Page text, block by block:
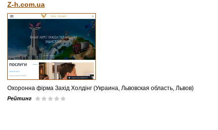
Z-h.com.ua
Охоронна фірма Захід Холдінг (Украина, Львовская область, Львов)
Рейтинг